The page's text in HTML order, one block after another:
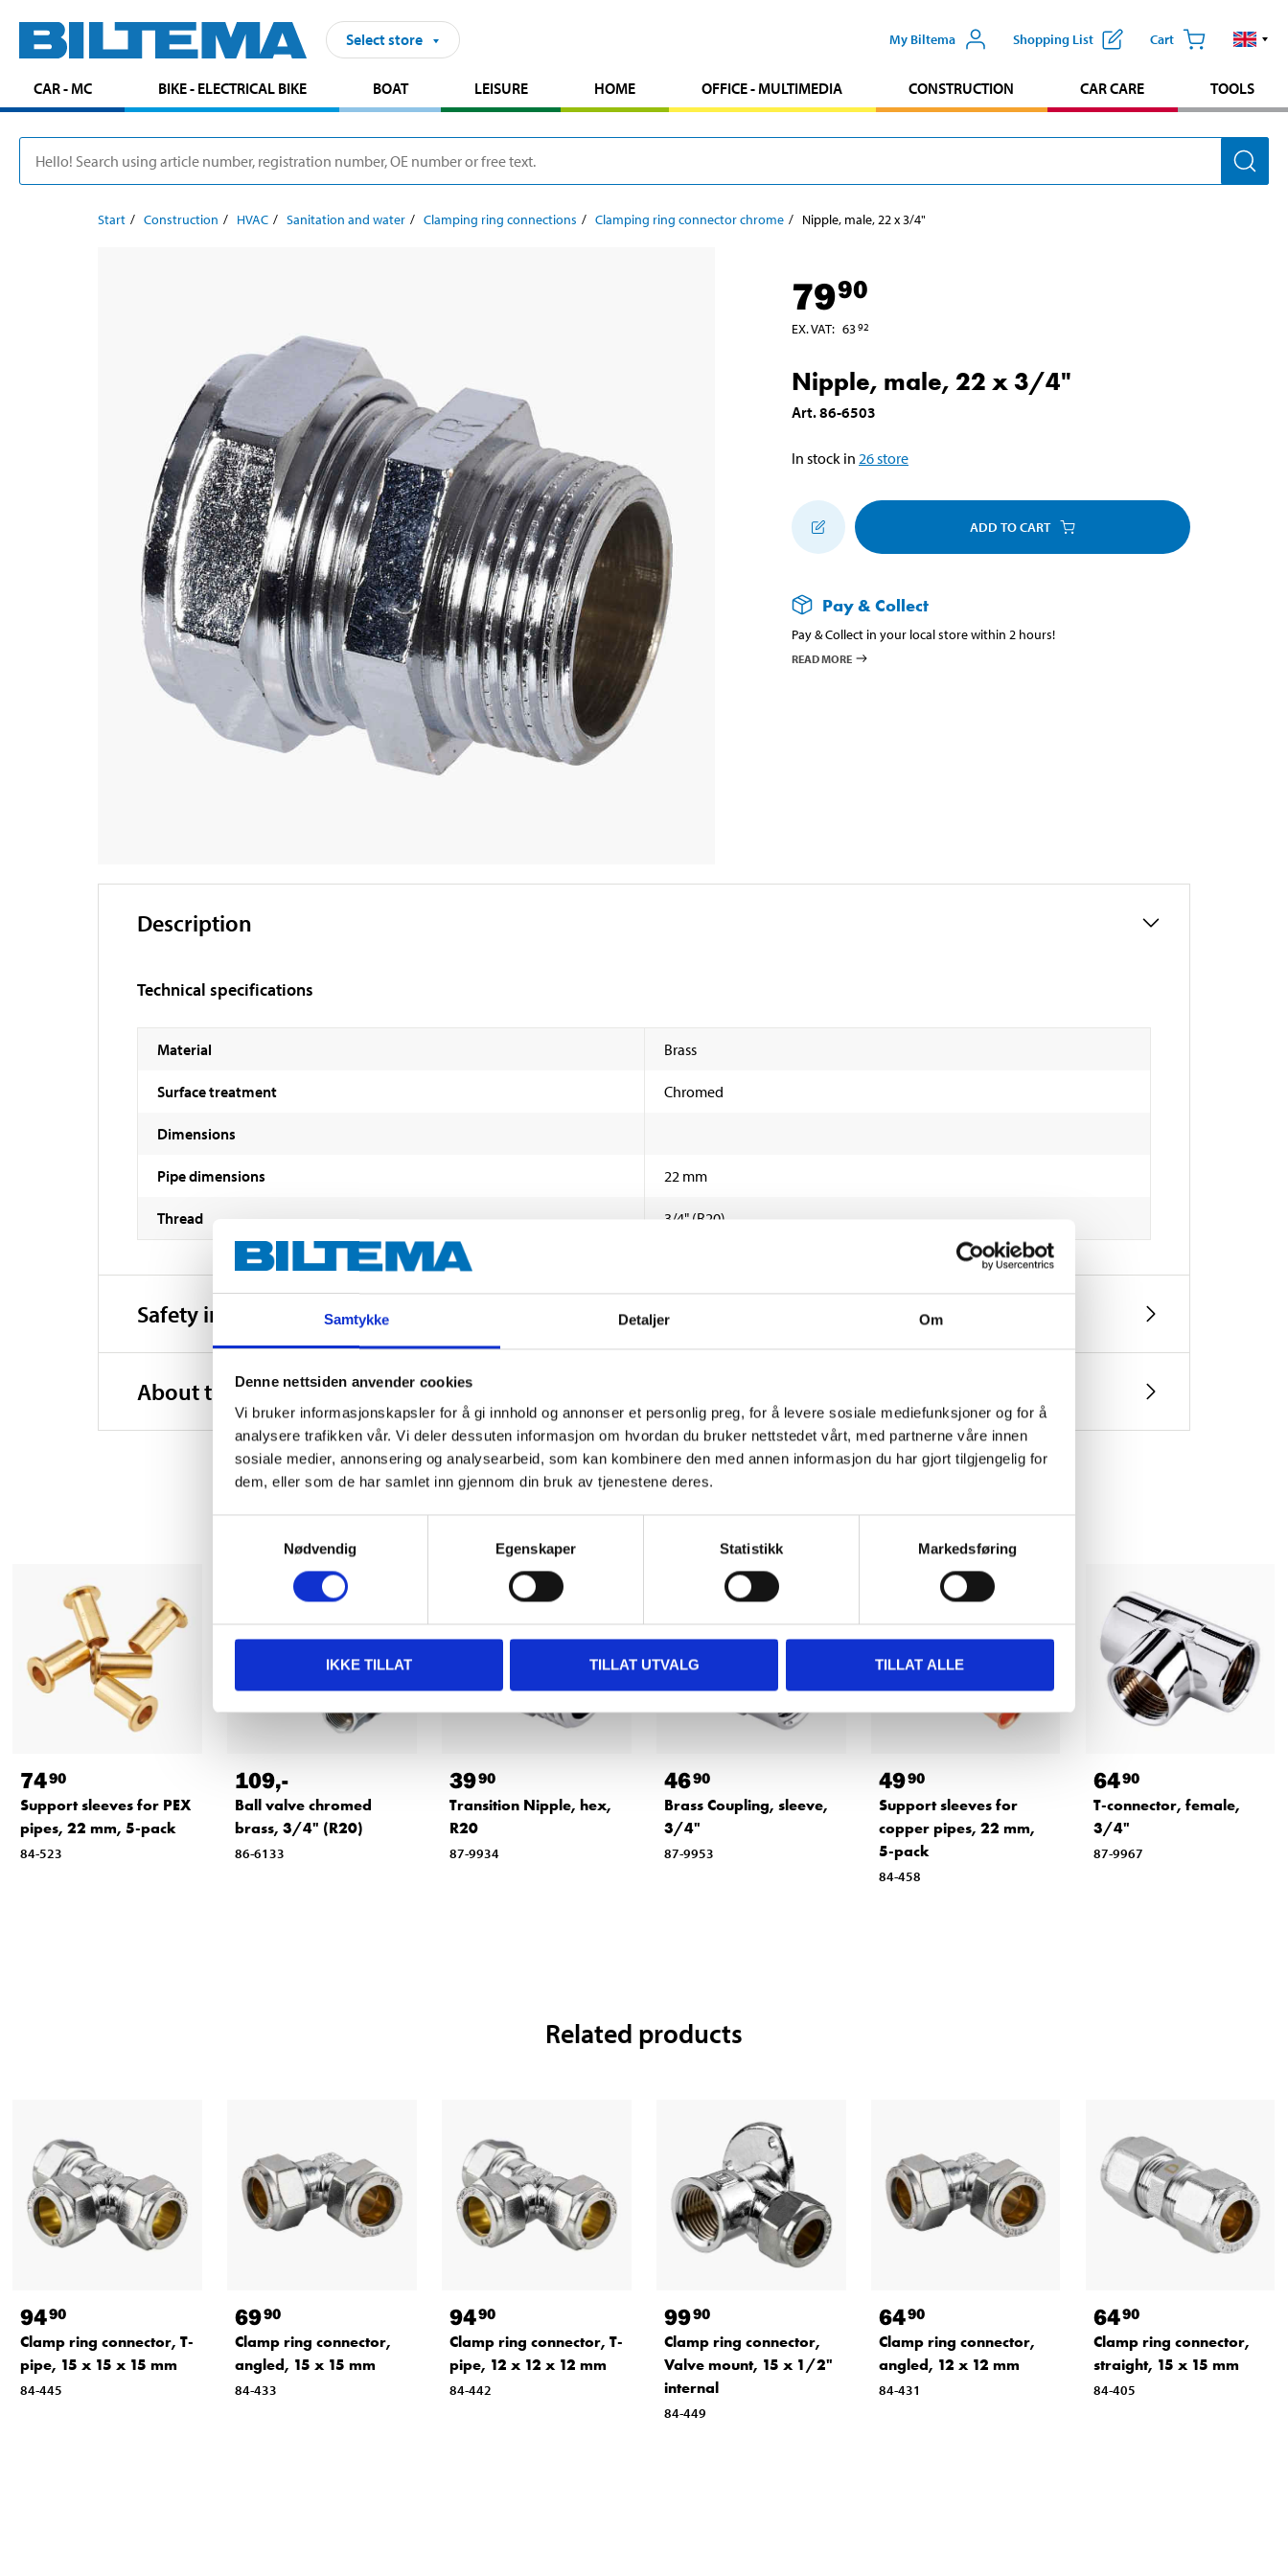
Samtykke Detaljer Om
Denne nettsiden anvender cookies
Vi bruker informasjonskapsler for å gi innhold og annonser et personlig preg, for å levere sosiale mediefunksjoner og for å
analysere trafikken vår. Vi deler dessuten informasjon om hvordan du bruker nettstedet vårt, med partnerne våre innen
sosiale medier, annonsering og analysearbeid, som kan kombinere den med annen informasjon du har gjort tilgjengelig for
dem, eller som de har samlet inn gjennom din bruk av tjenestene deres.
Nødvendig
Egenskaper Statistikk Markedsføring
IKKE TILLAT TILLAT UTVALG TILLAT ALLE
Select store My Biltema Shopping List Cart
CAR - MC BIKE - ELECTRICAL BIKE BOAT LEISURE HOME OFFICE - MULTIMEDIA CONSTRUCTION CAR CARE TOOLS
Start Construction HVAC Sanitation and water Clamping ring connections Clamping ring connector chrome Nipple, male, 22 x 3/4"
7990
EX. VAT: 6392
Nipple, male, 22 x 3/4"
Art.86-6503
In stock in 26store
ADD TO CART
Pay & Collect
Pay & Collect in your local store within 2 hours!
READ MORE
Description
Technical specifications
Material Brass
Surface treatment Chromed
Dimensions
Pipe dimensions 22 mm
Thread 3/4" (R20)
Safety instructions and other information
About the manufacturer
Other customers also bought
7490
Support sleeves for PEX
pipes, 22 mm, 5-pack
84-523
109,-
Ball valve chromed
brass, 3/4" (R20)
86-6133
3990
Transition Nipple, hex,
R20
87-9934
4690
Brass Coupling, sleeve,
3/4"
87-9953
4990
Support sleeves for
copper pipes, 22 mm,
5-pack
84-458
6490
T-connector, female,
3/4"
87-9967
Related products
9490
Clamp ring connector, T-
pipe, 15 x 15 x 15 mm
84-445
6990
Clamp ring connector,
angled, 15 x 15 mm
84-433
9490
Clamp ring connector, T-
pipe, 12 x 12 x 12 mm
84-442
9990
Clamp ring connector,
Valve mount, 15 x 1/2"
internal
84-449
6490
Clamp ring connector,
angled, 12 x 12 mm
84-431
6490
Clamp ring connector,
straight, 15 x 15 mm
84-405